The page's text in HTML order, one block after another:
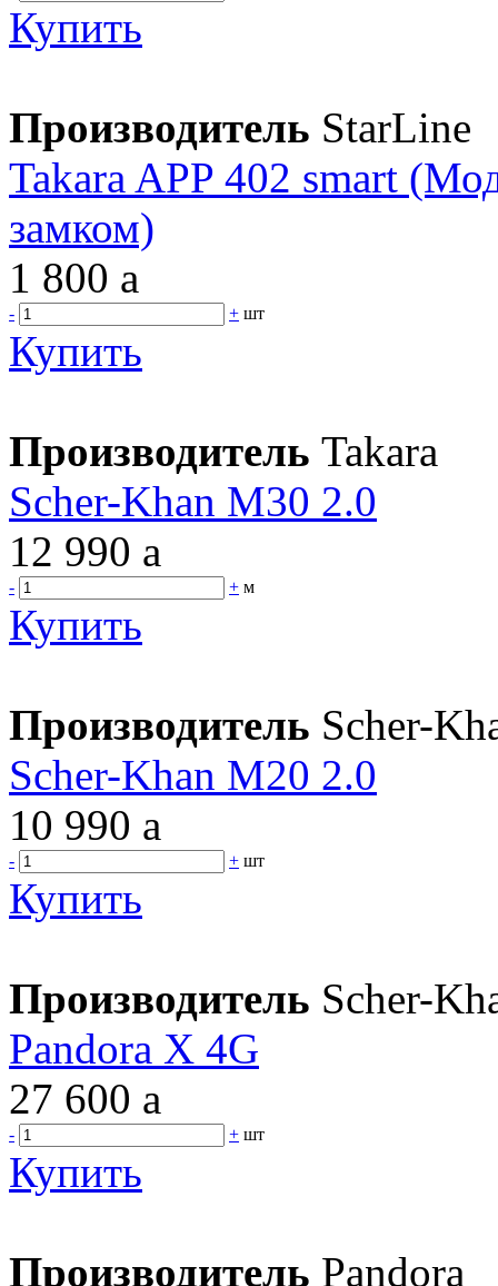
Купить
Производитель StarLine
Takara APP 402 smart
замком)
1 800 a
- + шт
Купить
Производитель Takara
Scher-Khan M30 2.0
12 990 a
- + м
Купить
Производитель Scher-
Scher-Khan M20 2.0
10 990 a
- + шт
Купить
Производитель Scher-
Pandora X 4G
27 600 a
- + шт
Купить
Производитель Pandora